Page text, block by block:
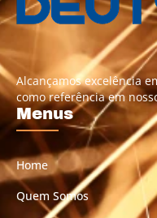
Alcançamos excelência
como referência em
Menus
Home
Quem Somos